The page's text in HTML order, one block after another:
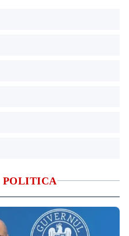
POLITICA